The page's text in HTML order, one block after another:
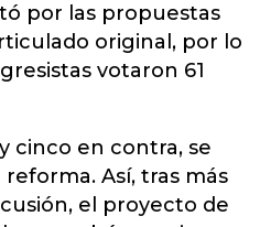
por las propuestas
original, por lo
votaron 61
cinco en contra, se
Así, tras más
el proyecto de